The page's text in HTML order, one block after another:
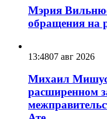
Мэрия
обращения на
13:4807 авг 2026
Михаил
расширенном